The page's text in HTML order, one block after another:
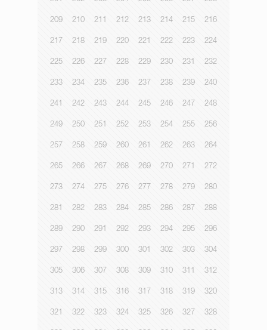
209 210 211 212 213 214 215 216
217 218 219 220 221 222 223 224
225 226 227 228 229 230 231 232
233 234 235 236 237 238 239 240
241 242 243 244 245 246 247 248
249 250 251 252 253 254 255 256
257 258 259 260 261 262 263 264
265 266 267 268 269 270 271 272
273 274 275 276 277 278 279 280
281 282 283 284 285 286 287 288
289 290 291 292 293 294 295 296
297 298 299 300 301 302 303 304
305 306 307 308 309 310 311 312
313 314 315 316 317 318 319 320
321 322 323 324 325 326 327 328